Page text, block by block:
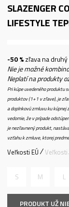
SLAZENGER
LIFESTYLE
-50 %zľava na
Nie je možné
Neplatí na produkty
Pri kúpe uvedeného produktu
produktov (1+1 v zľave), je
a doplnkovú zmluvu ku kúpnej
vedomie, že v prípade
je nezľavnený produkt,
vzťahu k zmluve, ktorej
Veľkosti EÚ Veľkosti
S M L
PRODUKT UŽ